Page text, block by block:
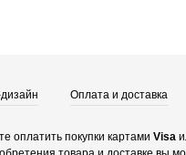
Оплата и доставка
оплатить покупки картами Visa